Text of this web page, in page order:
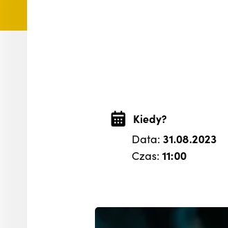
Kiedy?
Data: 31.08.2023
Czas: 11:00